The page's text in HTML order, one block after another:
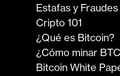
Estafas y Fraudes
Cripto 101
¿Qué es Bitcoin?
¿Cómo minar
Bitcoin White